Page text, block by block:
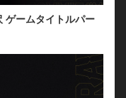
ゲームタイトルパー